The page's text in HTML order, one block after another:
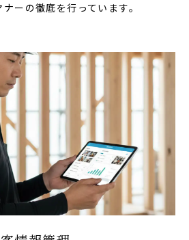
ーの徹底を行っています。